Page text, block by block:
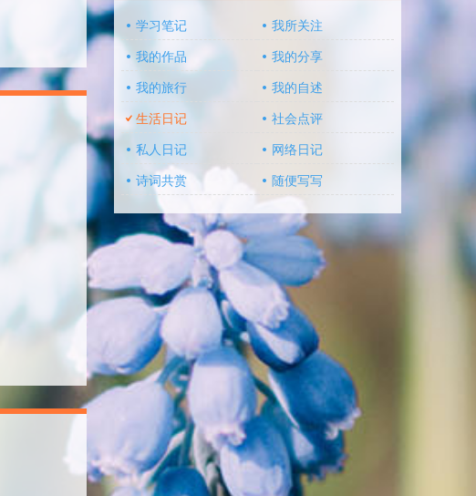
学习笔记 我所关注
我的作品 我的分享
我的旅行 我的自述
生活日记 社会点评
私人日记 网络日记
诗词共赏 随便写写